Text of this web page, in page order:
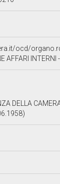
ocd/
AFFARI INTERNI -
DELLA